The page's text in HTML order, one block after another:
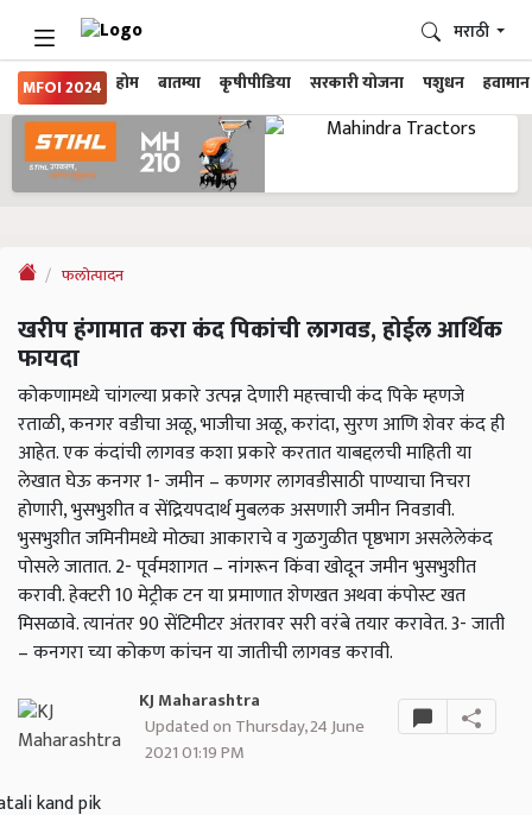
MFOI 2024 होम बातम्या कृषीपीडिया सरकारी योजना पशुधन हवामान
मराठी
फलोत्पादन
खरीप हंगामात करा कंद पिकांची लागवड, होईल आर्थिक
फायदा
कोकणामध्ये चांगल्या प्रकारे उत्पन्न देणारी महत्त्वाची कंद पिके म्हणजे
रताळी, कनगर वडीचा अळू, भाजीचा अळू, करांदा, सुरण आणि शेवर कंद ही
आहेत. एक कंदांची लागवड कशा प्रकारे करतात याबद्दलची माहिती या
लेखात घेऊ कनगर 1- जमीन – कणगर लागवडीसाठी पाण्याचा निचरा
होणारी, भुसभुशीत व सेंद्रियपदार्थ मुबलक असणारी जमीन निवडावी.
भुसभुशीत जमिनीमध्ये मोठ्या आकाराचे व गुळगुळीत पृष्ठभाग असलेलेकंद
पोसले जातात. 2- पूर्वमशागत – नांगरून किंवा खोदून जमीन भुसभुशीत
करावी. हेक्टरी 10 मेट्रीक टन या प्रमाणात शेणखत अथवा कंपोस्ट खत
मिसळावे. त्यानंतर 90 सेंटिमीटर अंतरावर सरी वरंबे तयार करावेत. 3- जाती
– कनगरा च्या कोकण कांचन या जातीची लागवड करावी.
KJ Maharashtra
Updated on Thursday, 24 June
2021 01:19 PM